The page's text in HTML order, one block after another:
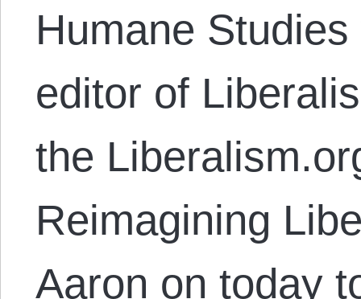
Humane
editor of
the
Reimagining
Aaron on today